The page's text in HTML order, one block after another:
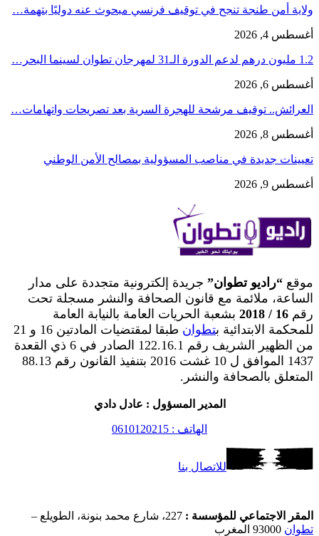
ولاية أمن طنجة تنجح في توقيف فرنسي مبحوث عنه دوليًا بتهمة…
أغسطس 4, 2026
1.2 مليون درهم لدعم الدورة الـ31 لمهرجان تطوان لسينما البحر…
أغسطس 6, 2026
العرائش.. توقيف مرشحة للهجرة السرية بعد تصريحات واتهامات…
أغسطس 8, 2026
تعيينات جديدة في مناصب المسؤولية بمصالح الأمن الوطني
أغسطس 9, 2026
موقع “راديو تطوان” جريدة إلكترونية متجددة على مدار
الساعة، ملائمة مع قانون الصحافة والنشر مسجلة تحت
رقم 16 / 2018
بشعبة الحريات العامة بالنيابة العامة
للمحكمة الابتدائية بتطوان
طبقا لمقتضيات المادتين 16 و 21
من الظهير الشريف رقم 122.16.1 الصادر في 6 ذي القعدة
1437 الموافق ل 10 غشت 2016 بتنفيذ القانون رقم 88.13
المتعلق بالصحافة والنشر.
المدير المسؤول : عادل دادي
الهاتف : 0610120215
للاتصال بنا
المقر الاجتماعي للمؤسسة : 227، شارع محمد بنونة، الطويلع –
تطوان